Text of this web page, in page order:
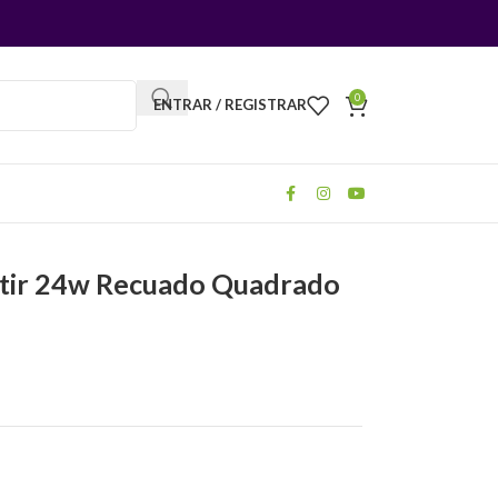
ENTRAR / REGISTRAR 0
24w Recuado Quadrado